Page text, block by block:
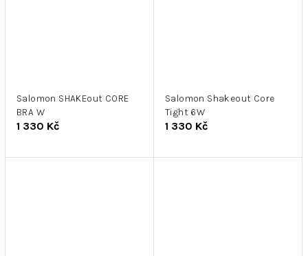
Salomon SHAKEout CORE
BRA W
1 330 Kč
Salomon Shakeout Core
Tight 6W
1 330 Kč